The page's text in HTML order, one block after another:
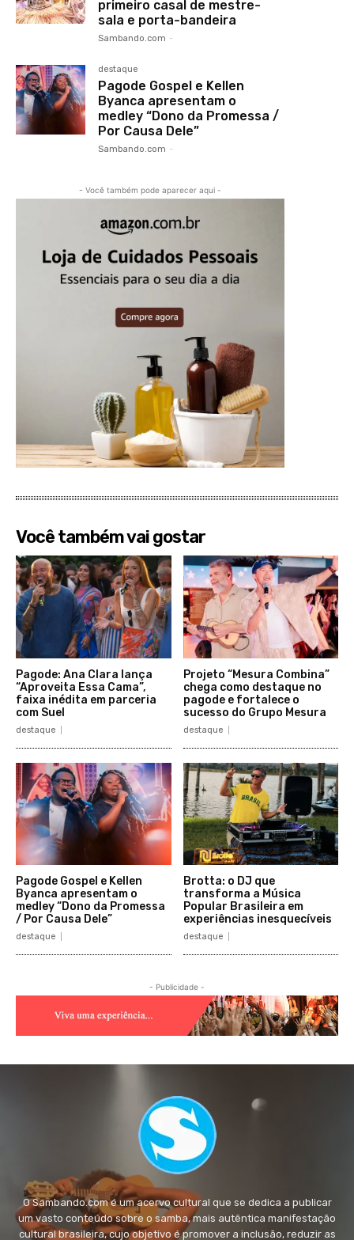
primeiro casal de mestre-
sala e porta-bandeira
Sambando.com -
destaque
Pagode Gospel e Kellen
Byanca apresentam o
medley “Dono da Promessa /
Por Causa Dele”
Sambando.com -
- Você também pode aparecer aqui -
Você também vai gostar
Pagode: Ana Clara lança
“Aproveita Essa Cama”,
faixa inédita em parceria
com Suel
destaque
Projeto “Mesura Combina”
chega como destaque no
pagode e fortalece o
sucesso do Grupo Mesura
destaque
Pagode Gospel e Kellen
Byanca apresentam o
medley “Dono da Promessa
/ Por Causa Dele”
destaque
Brotta: o DJ que
transforma a Música
Popular Brasileira em
experiências inesquecíveis
destaque
- Publicidade -
O Sambando.com é um acervo cultural que se dedica a publicar
um vasto conteúdo sobre o samba, mais autêntica manifestação
cultural brasileira, cujo objetivo é promover a inclusão, reduzir as